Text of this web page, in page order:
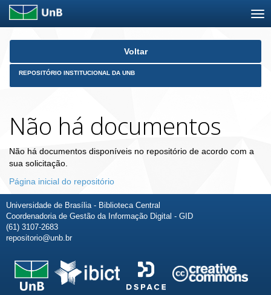
Skip
Voltar
REPOSITÓRIO INSTITUCIONAL DA UNB
Não há documentos
Não há documentos disponíveis no repositório de acordo com a
sua solicitação.
Página inicial do repositório
Universidade de Brasília - Biblioteca Central
Coordenadoria de Gestão da Informação Digital - GID
(61) 3107-2683
repositorio@unb.br